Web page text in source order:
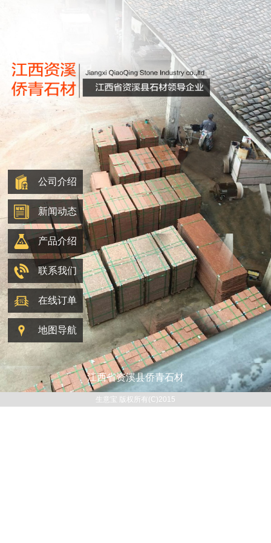
公司介绍
新闻动态
产品介绍
联系我们
在线订单
地图导航
江西省资溪县侨青石材
生意宝 版权所有(C)2015